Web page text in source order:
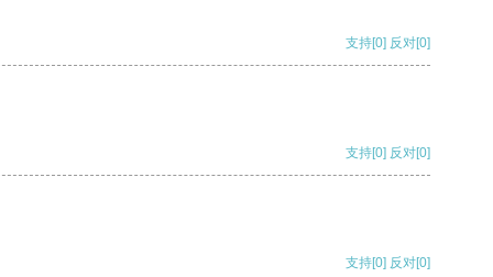
支持[0] 反对[0]
支持[0] 反对[0]
支持[0] 反对[0]